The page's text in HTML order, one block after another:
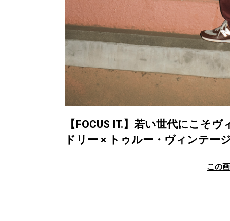
【FOCUS IT.】若い世代にこそ
ドリー × トゥルー・ヴィンテー
この